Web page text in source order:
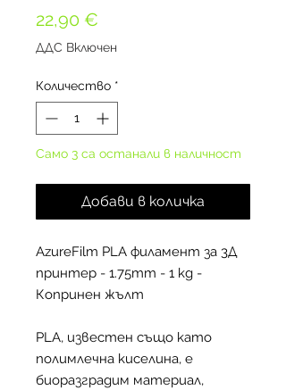
22,90 €
ДДС Включен
Количество *
Само 3 са останали в наличност
Добави в количка
AzureFilm PLA филамент за 3Д
принтер - 1.75mm - 1 kg -
Копринен жълт
PLA, известен също като
полимлечна киселина, е
биоразградим материал,